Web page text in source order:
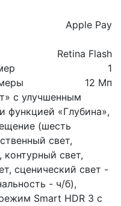
Apple Pay
Retina Flash
1
12 Мп
с улучшенным
функцией «Глубина»,
(шесть
свет,
контурный свет,
сценический свет -
- ч/б),
Smart HDR 3 с